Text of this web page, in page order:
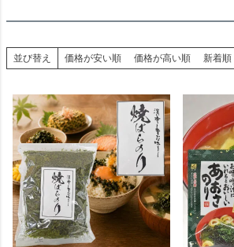
並び替え 価格が安い順 価格が高い順 新着順